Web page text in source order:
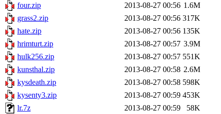
four.zip
2013-08-27 00:56 1.6M
grass2.zip
2013-08-27 00:56 317K
hate.zip
2013-08-27 00:56 135K
hrimturt.zip
2013-08-27 00:57 3.9M
hulk256.zip
2013-08-27 00:57 551K
kunsthal.zip
2013-08-27 00:58 2.6M
kysdeath.zip
2013-08-27 00:58 598K
kysenty3.zip
2013-08-27 00:59 453K
lr.7z
2013-08-27 00:59
58K